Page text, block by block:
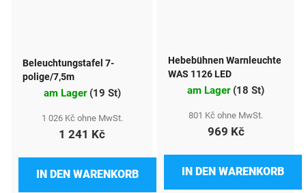
Beleuchtungstafel 7-
polige/7,5m
am Lager (19 St)
1 026 Kč ohne MwSt.
1 241 Kč
IN DEN WARENKORB
Hebebühnen Warnleuchte
WAS 1126 LED
am Lager (18 St)
801 Kč ohne MwSt.
969 Kč
IN DEN WARENKORB